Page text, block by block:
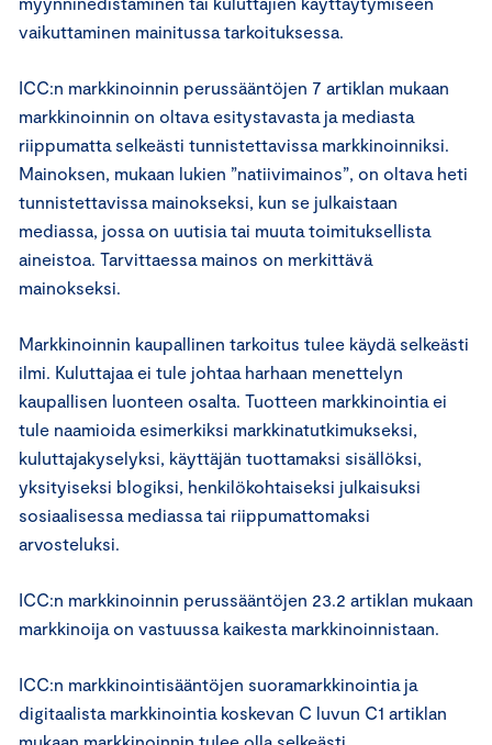
vaikuttaminen mainitussa tarkoituksessa.
ICC:n markkinoinnin perussääntöjen 7 artiklan mukaan
markkinoinnin on oltava esitystavasta ja mediasta
riippumatta selkeästi tunnistettavissa markkinoinniksi.
Mainoksen, mukaan lukien ”natiivimainos”, on oltava heti
tunnistettavissa mainokseksi, kun se julkaistaan
mediassa, jossa on uutisia tai muuta toimituksellista
aineistoa. Tarvittaessa mainos on merkittävä
mainokseksi.
Markkinoinnin kaupallinen tarkoitus tulee käydä selkeästi
ilmi. Kuluttajaa ei tule johtaa harhaan menettelyn
kaupallisen luonteen osalta. Tuotteen markkinointia ei
tule naamioida esimerkiksi markkinatutkimukseksi,
kuluttajakyselyksi, käyttäjän tuottamaksi sisällöksi,
yksityiseksi blogiksi, henkilökohtaiseksi julkaisuksi
sosiaalisessa mediassa tai riippumattomaksi
arvosteluksi.
ICC:n markkinoinnin perussääntöjen 23.2 artiklan mukaan
markkinoija on vastuussa kaikesta markkinoinnistaan.
ICC:n markkinointisääntöjen suoramarkkinointia ja
digitaalista markkinointia koskevan C luvun C1 artiklan